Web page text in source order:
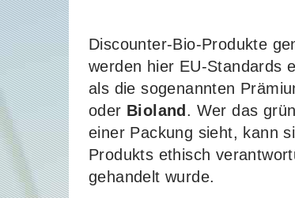
Discounter-Bio-Produkte
werden hier EU-Standards
als die sogenannten
oder Bioland . Wer das
einer Packung sieht, kann
Produkts ethisch
gehandelt wurde.